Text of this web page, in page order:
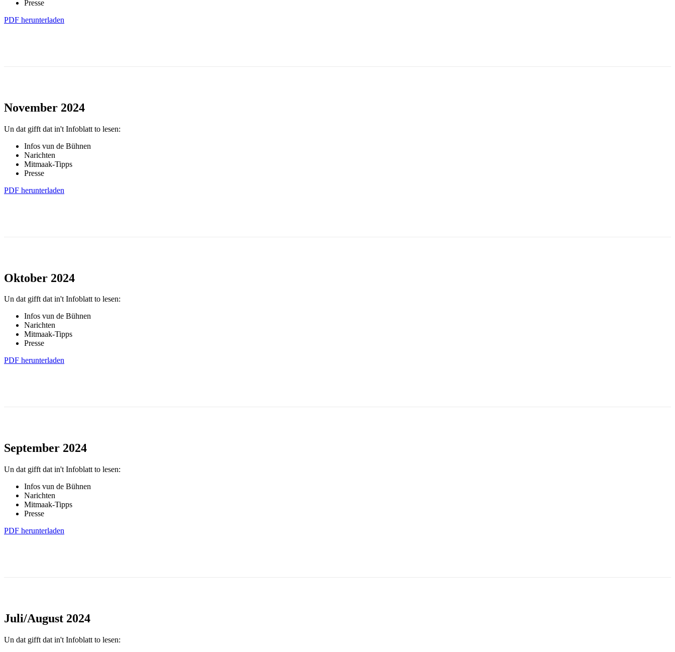
Presse
PDF herunterladen
November 2024
Un dat gifft dat in't Infoblatt to lesen:
Infos vun de Bühnen
Narichten
Mitmaak-Tipps
Presse
PDF herunterladen
Oktober 2024
Un dat gifft dat in't Infoblatt to lesen:
Infos vun de Bühnen
Narichten
Mitmaak-Tipps
Presse
PDF herunterladen
September 2024
Un dat gifft dat in't Infoblatt to lesen:
Infos vun de Bühnen
Narichten
Mitmaak-Tipps
Presse
PDF herunterladen
Juli/August 2024
Un dat gifft dat in't Infoblatt to lesen: